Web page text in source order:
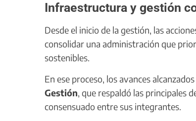
Infraestructura y gestión
Desde el inicio de la gestión, las
consolidar una administración que
sostenibles.
En ese proceso, los avances
Gestión, que respaldó las principales
consensuado entre sus integrantes.